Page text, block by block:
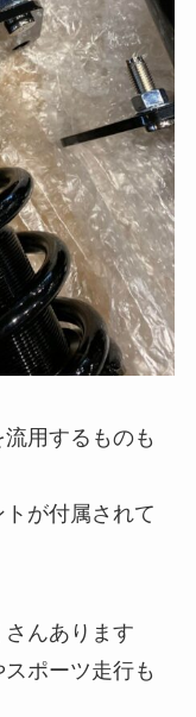
用するものも
が付属されて
んあります
ポーツ走行も